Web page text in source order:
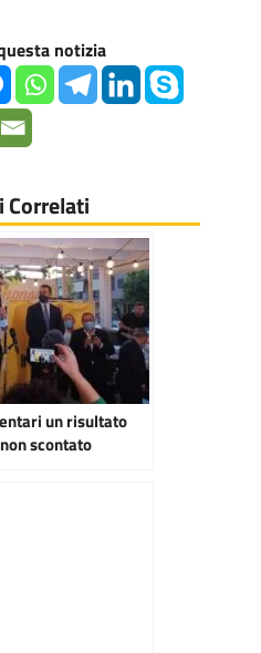
notizia
un risultato
scontato